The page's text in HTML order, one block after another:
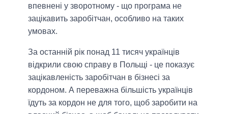
впевнені у зворотному - що програма не
зацікавить заробітчан, особливо на таких
умовах.
За останній рік понад 11 тисяч українців
відкрили свою справу в Польщі - це показує
зацікавленість заробітчан в бізнесі за
кордоном. А переважна більшість українців
їдуть за кордон не для того, щоб заробити на